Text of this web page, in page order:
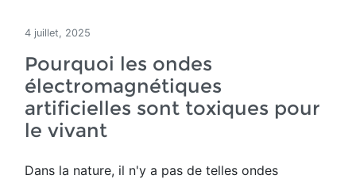
4 juillet, 2025
Pourquoi les ondes
électromagnétiques
artificielles sont toxiques pour
le vivant
Dans la nature, il n'y a pas de telles ondes